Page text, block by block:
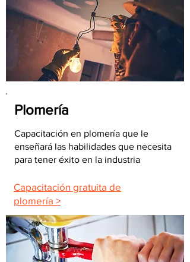
Plomería
Capacitación en plomería que le
enseñará las habilidades que necesita
para tener éxito en la industria
Capacitación gratuita de
plomería >